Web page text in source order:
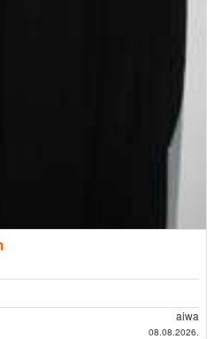
aiwa
08.08.2026.